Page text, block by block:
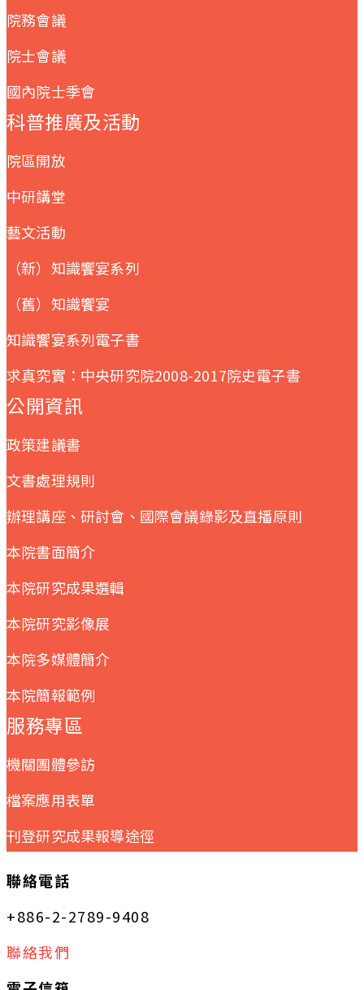
院務會議
院士會議
國內院士季會
科普推廣及活動
院區開放
中研講堂
藝文活動
（新）知識饗宴系列
（舊）知識饗宴
知識饗宴系列電子書
求真究實：中央研究院2008-2017院史電子書
公開資訊
政策建議書
文書處理規則
辦理講座、研討會、國際會議錄影及直播原則
本院書面簡介
本院研究成果選輯
本院研究影像展
本院多媒體簡介
本院簡報範例
服務專區
機關團體參訪
檔案應用表單
刊登研究成果報導途徑
聯絡電話
+886-2-2789-9408
聯絡我們